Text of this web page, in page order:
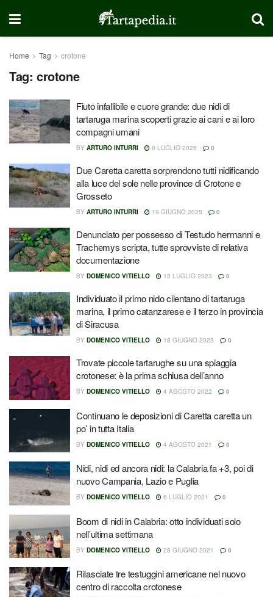
Home Tag crotone
Tag: crotone
Fiuto infallibile e cuore grande: due nidi di
tartaruga marina scoperti grazie ai cani e ai loro
compagni umani
BY ARTURO INTURRI 8 LUGLIO 2025 0
Due Caretta caretta sorprendono tutti nidificando
alla luce del sole nelle province di Crotone e
Grosseto
BY ARTURO INTURRI 19 GIUGNO 2025 0
Denunciato per possesso di Testudo hermanni e
Trachemys scripta, tutte sprovviste di relativa
documentazione
BY DOMENICO VITIELLO 13 LUGLIO 2023 0
Individuato il primo nido cilentano di tartaruga
marina, il primo catanzarese e il terzo in provincia
di Siracusa
BY DOMENICO VITIELLO 18 GIUGNO 2023 0
Trovate piccole tartarughe su una spiaggia
crotonese: è la prima schiusa dell’anno
BY DOMENICO VITIELLO 4 AGOSTO 2022 0
Continuano le deposizioni di Caretta caretta un
po’ in tutta Italia
BY DOMENICO VITIELLO 4 AGOSTO 2021 0
Nidi, nidi ed ancora nidi: la Calabria fa +3, poi di
nuovo Campania, Lazio e Puglia
BY DOMENICO VITIELLO 6 LUGLIO 2021 0
Boom di nidi in Calabria: otto individuati solo
nell’ultima settimana
BY DOMENICO VITIELLO 28 GIUGNO 2021 0
Rilasciate tre testuggini americane nel nuovo
centro di raccolta crotonese